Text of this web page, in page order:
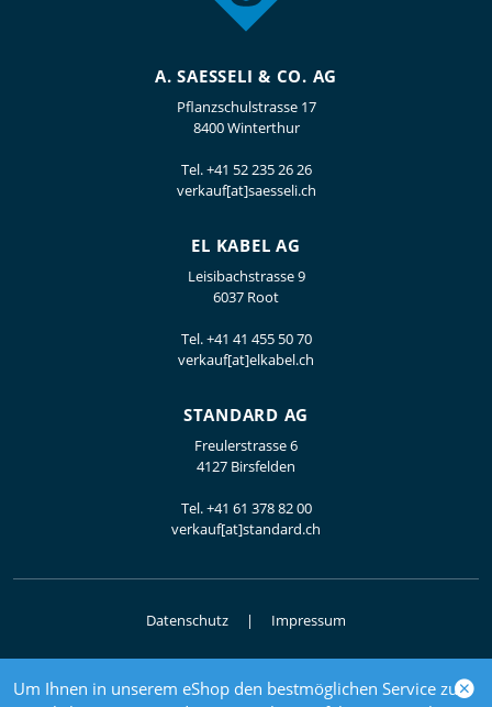
Um Ihnen in unserem eShop den bestmöglichen Service zu
A. SAESSELI & CO. AG
Pflanzschulstrasse 17
8400 Winterthur
Tel.+41 52 235 26 26
verkauf[at]saesseli.ch
EL KABEL AG
Leisibachstrasse 9
6037 Root
Tel.+41 41 455 50 70
verkauf[at]elkabel.ch
STANDARD AG
Freulerstrasse 6
4127 Birsfelden
Tel.+41 61 378 82 00
verkauf[at]standard.ch
Datenschutz Impressum